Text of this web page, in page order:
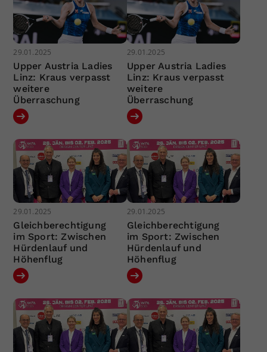
29.01.2025
Upper Austria Ladies
Linz: Kraus verpasst
weitere
Überraschung
29.01.2025
Upper Austria Ladies
Linz: Kraus verpasst
weitere
Überraschung
29.01.2025
Gleichberechtigung
im Sport: Zwischen
Hürdenlauf und
Höhenflug
29.01.2025
Gleichberechtigung
im Sport: Zwischen
Hürdenlauf und
Höhenflug